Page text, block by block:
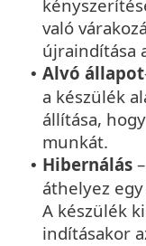
való
újraindítása
• Alvó állapot
a készülék
állítása,
munkát.
• Hibernálás
áthelyez
A készülék
indításakor